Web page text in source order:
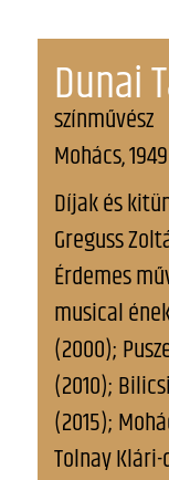
Dunai
színművész
Mohács,
Díjak és
Greguss
Érdemes
musical
(2000);
(2010);
(2015);
Tolnay Klári-